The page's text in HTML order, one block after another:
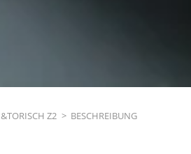
Z2 > BESCHREIBUNG